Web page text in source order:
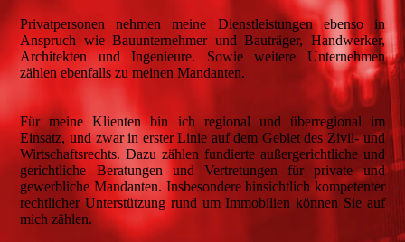
Privatpersonen nehmen meine Dienstleistungen ebenso in
Anspruch wie Bauunternehmer und Bauträger, Handwerker,
Architekten und Ingenieure. Sowie weitere Unternehmen
zählen ebenfalls zu meinen Mandanten.
Für meine Klienten bin ich regional und überregional im
Einsatz, und zwar in erster Linie auf dem Gebiet des Zivil- und
Wirtschaftsrechts. Dazu zählen fundierte außergerichtliche und
gerichtliche Beratungen und Vertretungen für private und
gewerbliche Mandanten. Insbesondere hinsichtlich kompetenter
rechtlicher Unterstützung rund um Immobilien können Sie auf
mich zählen.